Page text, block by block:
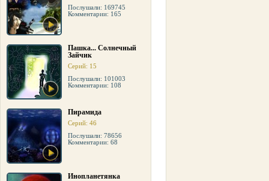
Послушали: 169745
Комментарии: 165
Пашка... Солнечный
Зайчик
Серий: 15
Послушали: 101003
Комментарии: 108
Пирамида
Серий: 46
Послушали: 78656
Комментарии: 68
Инопланетянка